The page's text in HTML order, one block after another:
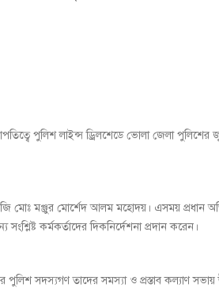
পুলিশ লাইন্স ড্রিলশেডে ভোলা জেলা
মোঃ মঞ্জুর মোর্শেদ আলম মহোদয়। এসময় প্রধান
কর্মকর্তাদের দিকনির্দেশনা প্রদান করেন।
সদস্যগণ তাদের সমস্যা ও প্রস্তাব কল্যাণ সভায়